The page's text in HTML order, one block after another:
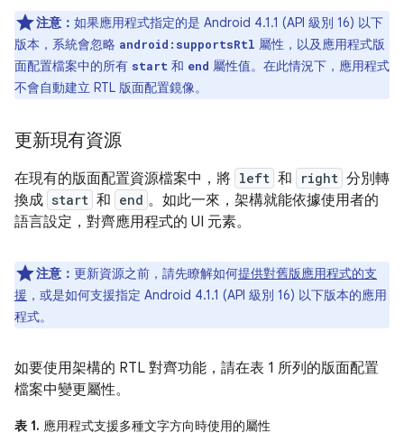
注意： 如果應用程式指定的是 Android 4.1.1 (API 級別 16) 以下
版本，系統會忽略 android:supportsRtl 屬性，以及應用程式版
面配置檔案中的所有 start 和 end 屬性值。在此情況下，應用程式
不會自動建立 RTL 版面配置鏡像。
更新現有資源
在現有的版面配置資源檔案中，將 left 和 right 分別轉
換成 start 和 end 。如此一來，架構就能依據使用者的
語言設定，對齊應用程式的 UI 元素。
注意： 更新資源之前，請先瞭解如何提供對舊版應用程式的支
援 ，或是如何支援指定 Android 4.1.1 (API 級別 16) 以下版本的應用
程式。
如要使用架構的 RTL 對齊功能，請在表 1 所列的版面配置
檔案中變更屬性。
表 1. 應用程式支援多種文字方向時使用的屬性